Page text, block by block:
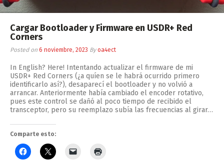
Cargar Bootloader y Firmware en USDR+ Red
Corners
Posted on 6 noviembre, 2023 Byoa4ect
In English? Here! Intentando actualizar el firmware de mi
USDR+ Red Corners (¿a quíen se le habrá ocurrido primero
identificarlo así?), desaparecí el bootloader y no volvió a
arrancar. Anteriormente había cambiado el encoder rotativo,
pues este control se dañó al poco tiempo de recibido el
transceptor, pero su reemplazo subía las frecuencias al girar…
Comparte esto: